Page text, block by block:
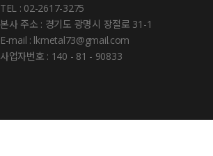
TEL : 02-2617-3275
본사 주소 : 경기도 광명시 장절로 31-1
E-mail : lkmetal73@gmail.com
사업자번호 : 140 - 81 - 90833